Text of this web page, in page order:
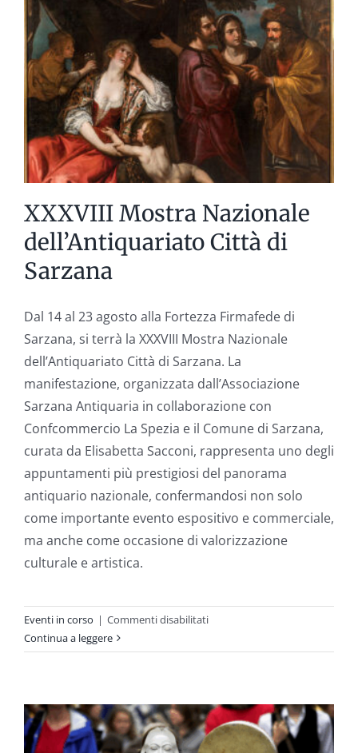
XXXVIII Mostra Nazionale
dell’Antiquariato Città di
Sarzana
Dal 14 al 23 agosto alla Fortezza Firmafede di
Sarzana, si terrà la XXXVIII Mostra Nazionale
dell’Antiquariato Città di Sarzana. La
manifestazione, organizzata dall’Associazione
Sarzana Antiquaria in collaborazione con
Confcommercio La Spezia e il Comune di Sarzana,
curata da Elisabetta Sacconi, rappresenta uno degli
appuntamenti più prestigiosi del panorama
antiquario nazionale, confermandosi non solo
come importante evento espositivo e commerciale,
ma anche come occasione di valorizzazione
culturale e artistica.
Eventi in corso | Commenti disabilitatisu
Mostra
Città
di
Sarzana
Continua a leggere